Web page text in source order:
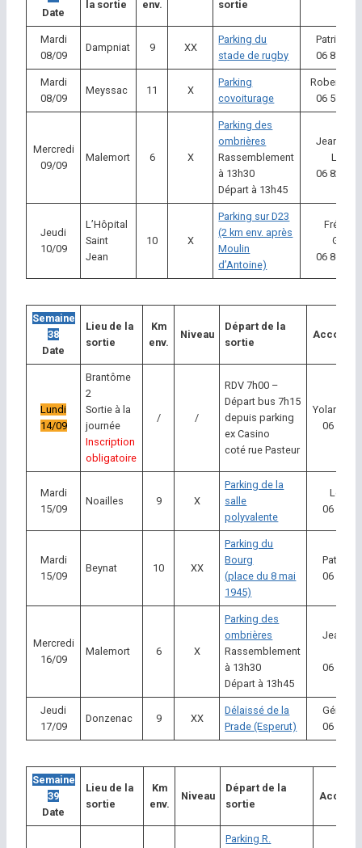
Date
la sortie env. sortie
Mardi
08/09
Dampniat 9 XX
Parking du
stade de rugby
Patrick
06 87 52
Mardi
08/09
Meyssac 11 X
Parking
covoiturage
Robert
06 58 16
Mercredi
09/09
Malemort 6 X
Parking des
ombrières
Rassemblement
à 13h30
Départ à 13h45
Jean
06 82 23
Jeudi
10/09
L’Hôpital
Saint
Jean
10 X
Parking sur D23
(2 km env. après
Moulin
d’Antoine)
06 86 79
Semaine
38
Date
Lieu de la
sortie
Km
env.
Niveau
Départ de la
sortie
Lundi
14/09
Brantôme
2
Sortie à la
journée
Inscription
obligatoire
/ /
RDV 7h00 –
Départ bus 7h15
depuis parking
ex Casino
coté rue Pasteur
Yolande
06 58
Mardi
15/09
Noailles 9 X
Parking de la
salle
polyvalente
Léon
06 80
Mardi
15/09
Beynat 10 XX
Parking du
Bourg
(place du 8 mai
1945)
Patrick
06 87
Mercredi
16/09
Malemort 6 X
Parking des
ombrières
Rassemblement
à 13h30
Départ à 13h45
Jean
06 82
Jeudi
17/09
Donzenac 9 XX
Délaissé de la
Prade (Esperut)
Gérard
06 20
Semaine
39
Date
Lieu de la
sortie
Km
env.
Niveau
Départ de la
sortie
Parking R.